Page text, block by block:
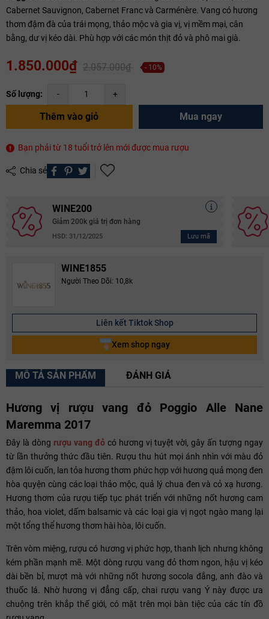
Cabernet Sauvignon, Cabernet Franc và Carménère. Vang có hương
thơm đậm đà của trái mọng, thảo mộc và gia vị, vị mềm mại, cân
bằng, dư vị kéo dài. Phù hợp với các món thịt đỏ và phô mai già.
1.850.000₫ 2.057.000₫ - 10%
Số lượng: - +
Thêm vào giỏ Mua ngay
Bạn phải từ 18 tuổi trở lên mới được mua rượu
Chia sẻ
WINE200
Giảm 200k giá trị đơn hàng
HSD: 31/12/2025 Lưu mã
WINE1855
Người Theo Dõi: 10,8k
Liên kết Tiktok Shop
Xem shop ngay
MÔ TẢ SẢN PHẨM ĐÁNH GIÁ
Hương vị rượu vang đỏ Poggio Alle Nane
Maremma 2017
Đây là dòng rượu vang đỏ có hương vị tuyệt vời, gây ấn tượng ngay
từ lần thưởng thức đầu tiên. Rượu thu hút mọi ánh nhìn với màu đỏ
đậm lôi cuốn, lan tỏa hương thơm phức hợp với hương quả mọng đen
hòa quyện cùng các loại thảo mộc, quả lý chua đen và cỏ xạ hương.
Hương thơm của rượu tiếp tục phát triển với những nốt hương cam
thảo, hoa violet, dấm balsamic và các loại gia vị ngọt ngào mang lại
một tổng thể hương thơm hài hòa, lôi cuốn.
Trên vòm miệng, rượu có hương vị phức hợp, thanh lịch nhưng không
kém phần mạnh mẽ. Một dòng rượu vang đỏ thơm ngon, hậu vị kéo
dài bền bỉ, mượt mà với những nốt hương socola đắng, anh đào và
thuốc lá. Nhờ hương vị đẳng cấp, chai rượu vang Ý này được ưa
chuộng trên khắp thế giới, có mặt trên mọi bàn tiệc của các tín đồ